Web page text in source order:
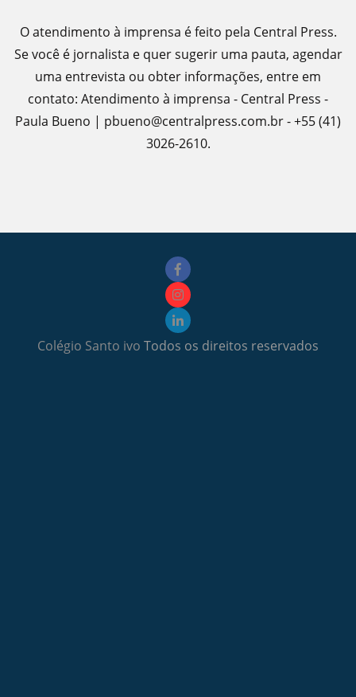
O atendimento à imprensa é feito pela Central Press.
Se você é jornalista e quer sugerir uma pauta, agendar
uma entrevista ou obter informações, entre em
contato: Atendimento à imprensa - Central Press -
Paula Bueno | pbueno@centralpress.com.br - +55 (41)
3026-2610.
Colégio Santo ivo Todos os direitos reservados